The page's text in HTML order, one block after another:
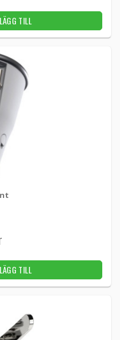
LÄGG TILL
LÄGG TILL